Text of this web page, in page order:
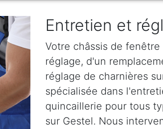
Entretien et
Votre châssis de
réglage, d'un
réglage de charnières
spécialisée dans
quincaillerie pour tous
sur Gestel. Nous